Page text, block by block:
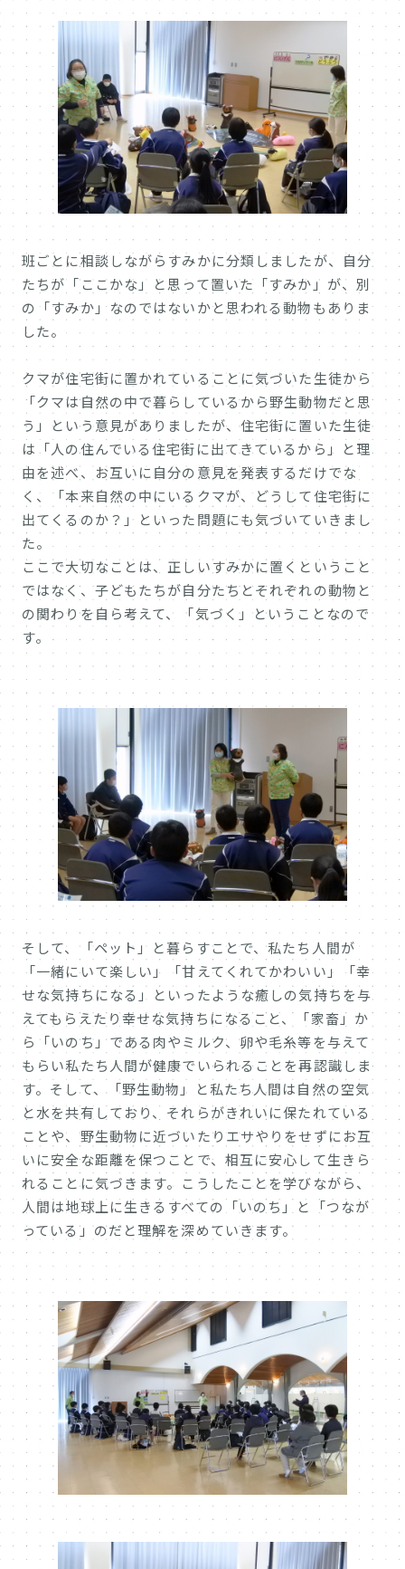
班ごとに相談しながらすみかに分類しましたが、自分
たちが「ここかな」と思って置いた「すみか」が、別
の「すみか」なのではないかと思われる動物もありま
した。
クマが住宅街に置かれていることに気づいた生徒から
「クマは自然の中で暮らしているから野生動物だと思
う」という意見がありましたが、住宅街に置いた生徒
は「人の住んでいる住宅街に出てきているから」と理
由を述べ、お互いに自分の意見を発表するだけでな
く、「本来自然の中にいるクマが、どうして住宅街に
出てくるのか？」といった問題にも気づいていきまし
た。
ここで大切なことは、正しいすみかに置くということ
ではなく、子どもたちが自分たちとそれぞれの動物と
の関わりを自ら考えて、「気づく」ということなので
す。
そして、「ペット」と暮らすことで、私たち人間が
「一緒にいて楽しい」「甘えてくれてかわいい」「幸
せな気持ちになる」といったような癒しの気持ちを与
えてもらえたり幸せな気持ちになること、「家畜」か
ら「いのち」である肉やミルク、卵や毛糸等を与えて
もらい私たち人間が健康でいられることを再認識しま
す。そして、「野生動物」と私たち人間は自然の空気
と水を共有しており、それらがきれいに保たれている
ことや、野生動物に近づいたりエサやりをせずにお互
いに安全な距離を保つことで、相互に安心して生きら
れることに気づきます。こうしたことを学びながら、
人間は地球上に生きるすべての「いのち」と「つなが
っている」のだと理解を深めていきます。